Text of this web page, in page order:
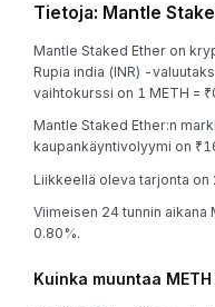
Tietoja: Mantle
Mantle Staked Ether on
Rupia india (INR) -
vaihtokurssi on 1 METH =
Mantle Staked Ether:n
kaupankäyntivolyymi on
Liikkeellä oleva tarjonta on
Viimeisen 24 tunnin aikana
0.80%.
Kuinka muuntaa METH